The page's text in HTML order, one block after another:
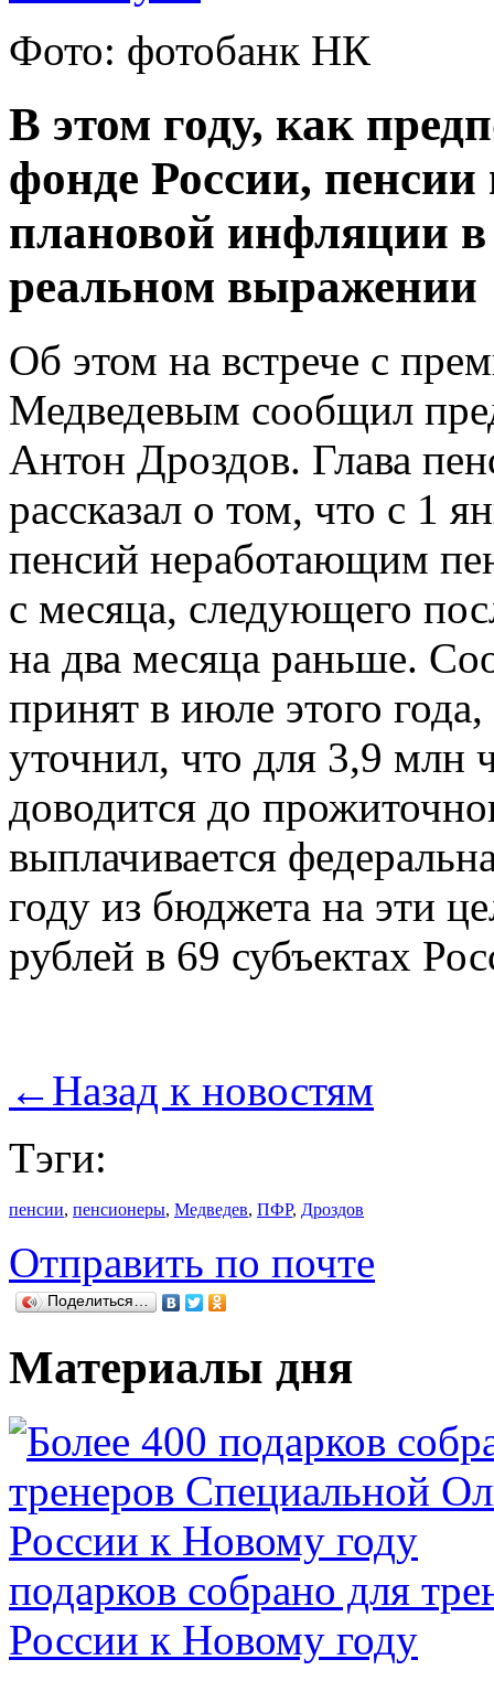
Фото: фотобанк НК
В этом году, как
фонде России,
плановой инфляции в
реальном выражении
Об этом на встрече с
Медведевым сообщил
Антон Дроздов. Глава
рассказал о том, что с 1
пенсий неработающим
с месяца, следующего
на два месяца раньше.
принят в июле этого
уточнил, что для 3,9 млн
доводится до
выплачивается
году из бюджета на эти
рублей в 69 субъектах
← Назад к новостям
Тэги:
пенсии, пенсионеры, Медведев, ПФР, Дроздов
Отправить по почте
Поделиться…
Материалы дня
подарков собрано для
России к Новому году